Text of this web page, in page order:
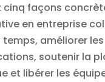
cinq façons
en entreprise
améliorer les
soutenir la
et libérer les